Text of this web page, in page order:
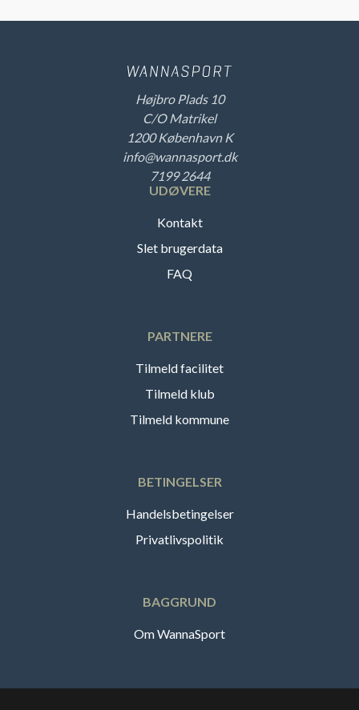
Højbro Plads 10
C/O Matrikel
1200 København K
info@wannasport.dk
7199 2644
UDØVERE
Kontakt
Slet brugerdata
FAQ
PARTNERE
Tilmeld facilitet
Tilmeld klub
Tilmeld kommune
BETINGELSER
Handelsbetingelser
Privatlivspolitik
BAGGRUND
Om WannaSport